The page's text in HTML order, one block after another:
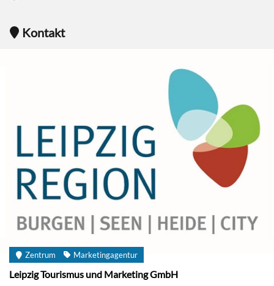
Kontakt
Zentrum Marketingagentur
Leipzig Tourismus und Marketing GmbH